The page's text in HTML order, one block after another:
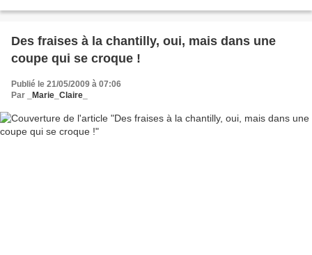
Des fraises à la chantilly, oui, mais dans une
coupe qui se croque !
Publié le 21/05/2009 à 07:06
Par
_Marie_Claire_